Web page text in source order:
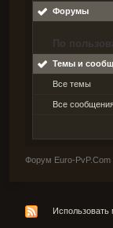
Форумы
По
Темы и
Все темы
Все
Форум Euro-PvP.Com